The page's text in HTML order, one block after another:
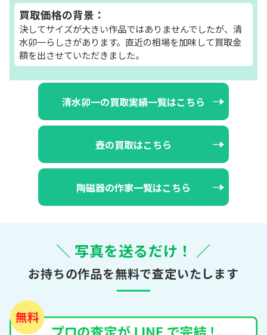
買取価格の背景：
決してサイズが大きい作品ではありませんでしたが、清
水卯一らしさがあります。直近の相場を加味して買取金
額を出させていただきました。
清水卯一の買取実績一覧はこちら
壺の買取はこちら
陶磁器の作家一覧はこちら
＼ 写真を送るだけ！ ／
お持ちの作品を無料で査定いたします